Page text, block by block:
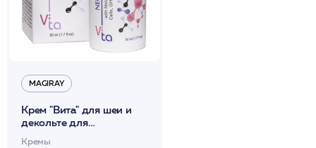
MAGIRAY
Крем "Вита" для шеи и
декольте для
профилактики и
Кремы